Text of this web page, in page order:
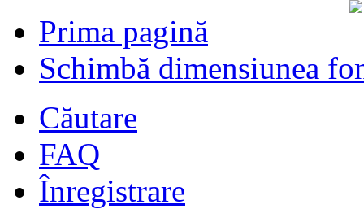
Prima pagină
Schimbă dimensiunea
Căutare
FAQ
Înregistrare